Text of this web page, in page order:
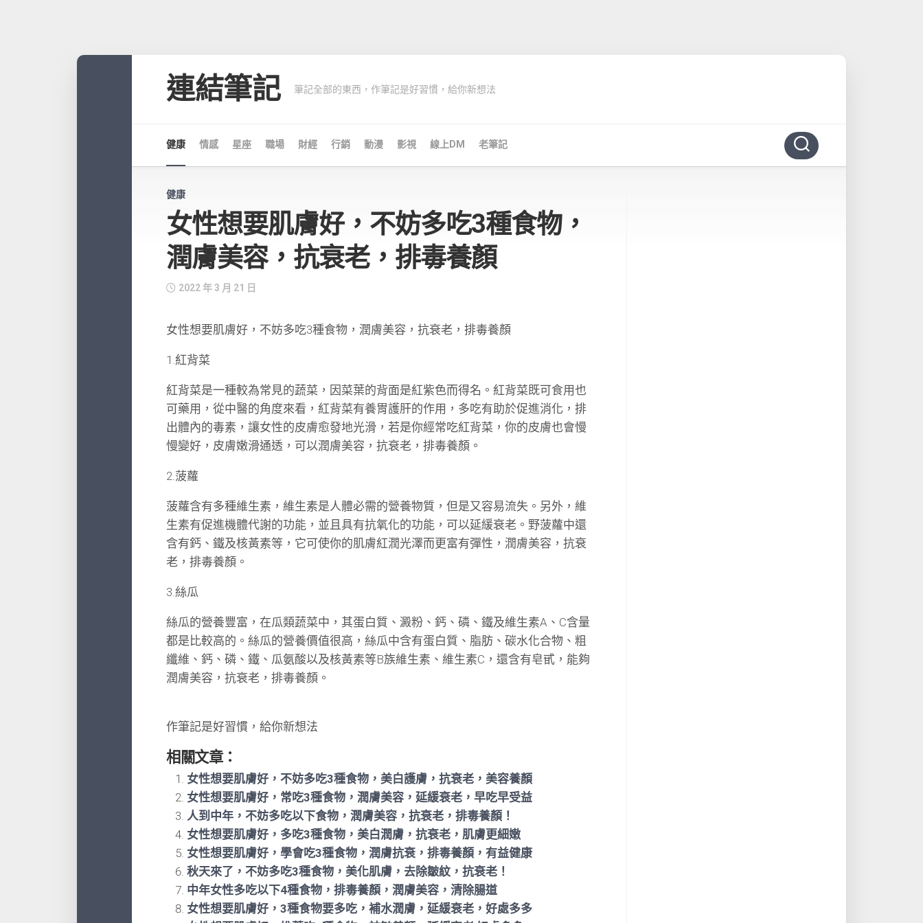
連結筆記 筆記全部的東西，作筆記是好習慣，給你新想法
健康 情感 星座 職場 財經 行銷 動漫 影視 線上DM 老筆記
健康
女性想要肌膚好，不妨多吃3種食物，
潤膚美容，抗衰老，排毒養顏
2022 年 3 月 21 日
女性想要肌膚好，不妨多吃3種食物，潤膚美容，抗衰老，排毒養顏
1.紅背菜
紅背菜是一種較為常見的蔬菜，因菜葉的背面是紅紫色而得名。紅背菜既可食用也
可藥用，從中醫的角度來看，紅背菜有養胃護肝的作用，多吃有助於促進消化，排
出體內的毒素，讓女性的皮膚愈發地光滑，若是你經常吃紅背菜，你的皮膚也會慢
慢變好，皮膚嫩滑通透，可以潤膚美容，抗衰老，排毒養顏。
2.菠蘿
菠蘿含有多種維生素，維生素是人體必需的營養物質，但是又容易流失。另外，維
生素有促進機體代謝的功能，並且具有抗氧化的功能，可以延緩衰老。野菠蘿中還
含有鈣、鐵及核黃素等，它可使你的肌膚紅潤光澤而更富有彈性，潤膚美容，抗衰
老，排毒養顏。
3.絲瓜
絲瓜的營養豐富，在瓜類蔬菜中，其蛋白質、澱粉、鈣、磷、鐵及維生素A、C含量
都是比較高的。絲瓜的營養價值很高，絲瓜中含有蛋白質、脂肪、碳水化合物、粗
纖維、鈣、磷、鐵、瓜氨酸以及核黃素等B族維生素、維生素C，還含有皂甙，能夠
潤膚美容，抗衰老，排毒養顏。
作筆記是好習慣，給你新想法
相關文章：
女性想要肌膚好，不妨多吃3種食物，美白護膚，抗衰老，美容養顏
女性想要肌膚好，常吃3種食物，潤膚美容，延緩衰老，早吃早受益
人到中年，不妨多吃以下食物，潤膚美容，抗衰老，排毒養顏！
女性想要肌膚好，多吃3種食物，美白潤膚，抗衰老，肌膚更細嫩
女性想要肌膚好，學會吃3種食物，潤膚抗衰，排毒養顏，有益健康
秋天來了，不妨多吃3種食物，美化肌膚，去除皺紋，抗衰老！
中年女性多吃以下4種食物，排毒養顏，潤膚美容，清除腸道
女性想要肌膚好，3種食物要多吃，補水潤膚，延緩衰老，好處多多